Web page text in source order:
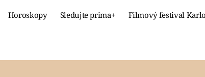
Horoskopy Sledujte prima+ Filmový festival